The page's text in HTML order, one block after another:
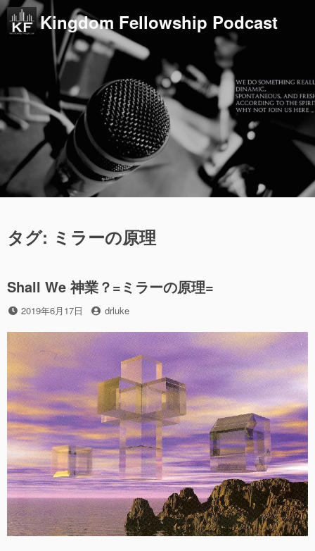
コ
ス
キ
ッ
Kingdom Fellowship Podcast
タグ: ミラーの原理
Shall We 神業？=ミラーの原理=
投
日
2019年6月17日
投
者
drluke